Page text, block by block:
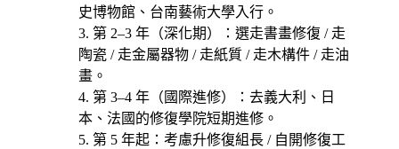
史博物館、台南藝術大學入行。
第 2–3 年（深化期）
：選走書畫修復 / 走
陶瓷 / 走金屬器物 / 走紙質 / 走木構件 / 走油
畫 。
第 3–4 年（國際進修）
：去義大利、日
本、法國的修復學院短期進修。
第 5 年起 ：考慮升修復組長 / 自開修復工